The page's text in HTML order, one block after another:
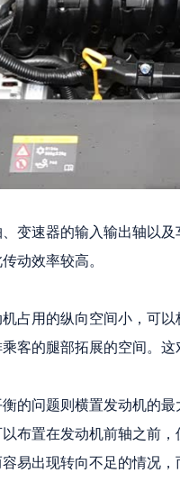
变速器的输入输出轴以
动效率较高。
占用的纵向空间小，可
客的腿部拓展的空间。
的问题则横置发动机的
布置在发动机前轴之前
易出现转向不足的情况